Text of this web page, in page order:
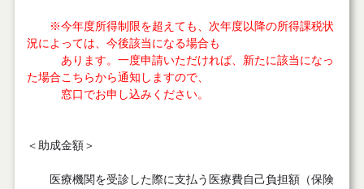
※今年度所得制限を超えても、次年度以降の所得課税状
況によっては、今後該当になる場合も
あります。一度申請いただければ、新たに該当になっ
た場合こちらから通知しますので、
窓口でお申し込みください。
＜助成金額＞
医療機関を受診した際に支払う医療費自己負担額（保険